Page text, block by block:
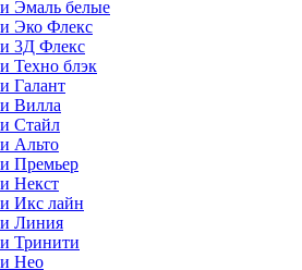
Эмаль белые
Эко Флекс
3Д Флекс
Техно блэк
Галант
Вилла
Стайл
Альто
Премьер
Некст
Икс лайн
Линия
Тринити
Нео